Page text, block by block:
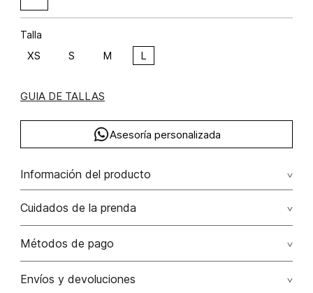
Talla
XS S M L
GUIA DE TALLAS
Asesoría personalizada
Información del producto
Blusón manga larga sesgo de perlas algodón 97% elastano
3% 97.00% algodón/cotton3.00% elastano/elastane
Cuidados de la prenda
Lavar a mano por separado / no dejar en remojo / no
Métodos de pago
Tarjetas de crédito: Visa, Dinners, Master Card y American
Envíos y devoluciones